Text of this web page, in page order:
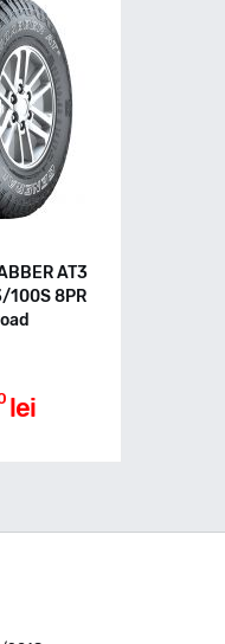
AT3
100S 8PR
lei